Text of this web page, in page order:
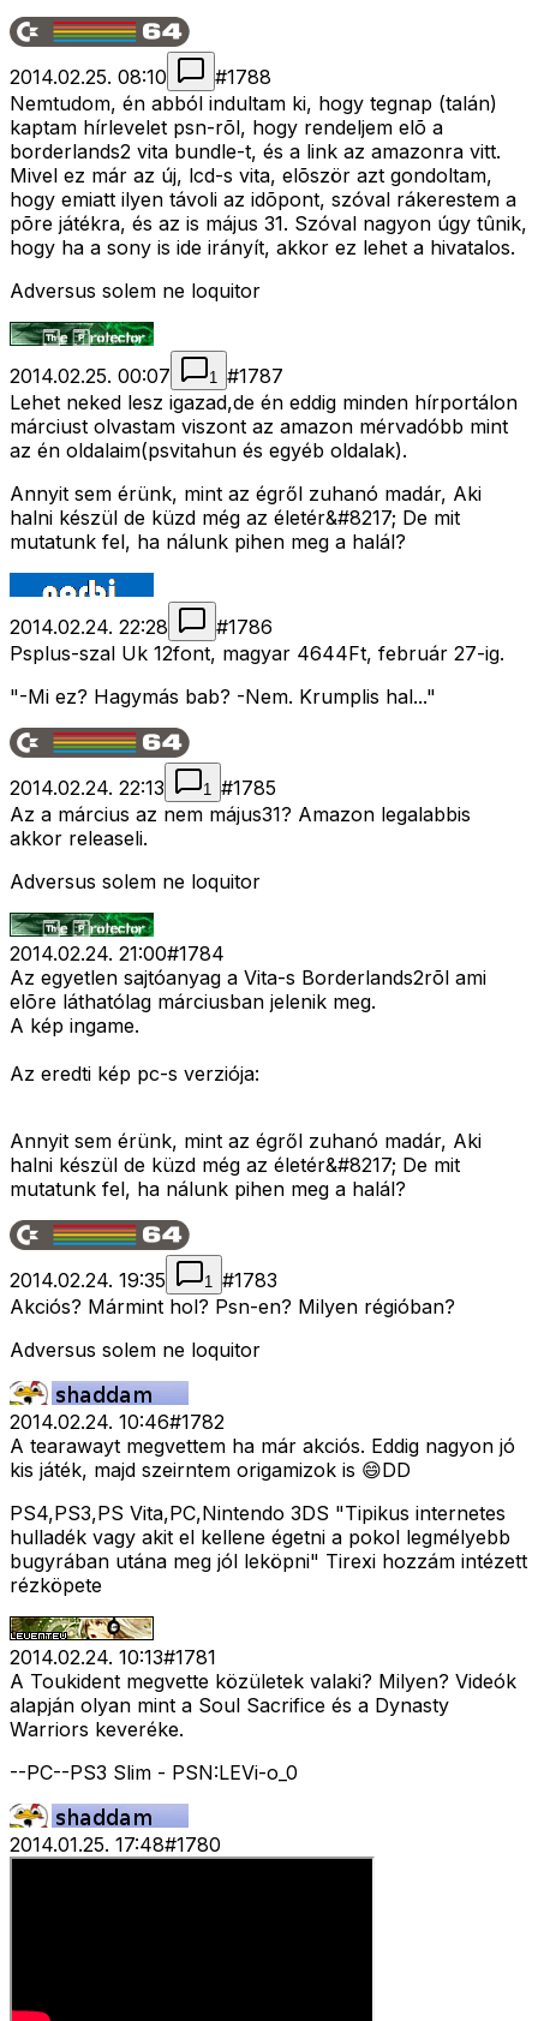
2014.02.25. 08:10 #1788
Nemtudom, én abból indultam ki, hogy tegnap (talán)
kaptam hírlevelet psn-rõl, hogy rendeljem elõ a
borderlands2 vita bundle-t, és a link az amazonra vitt.
Mivel ez már az új, lcd-s vita, elõször azt gondoltam,
hogy emiatt ilyen távoli az idõpont, szóval rákerestem a
põre játékra, és az is május 31. Szóval nagyon úgy tûnik,
hogy ha a sony is ide irányít, akkor ez lehet a hivatalos.
Adversus solem ne loquitor
2014.02.25. 00:07 1 #1787
Lehet neked lesz igazad,de én eddig minden hírportálon
márciust olvastam viszont az amazon mérvadóbb mint
az én oldalaim(psvitahun és egyéb oldalak).
Annyit sem érünk, mint az égről zuhanó madár, Aki
halni készül de küzd még az életér&#8217; De mit
mutatunk fel, ha nálunk pihen meg a halál?
2014.02.24. 22:28 #1786
Psplus-szal Uk 12font, magyar 4644Ft, február 27-ig.
"-Mi ez? Hagymás bab? -Nem. Krumplis hal..."
2014.02.24. 22:13 1 #1785
Az a március az nem május31? Amazon legalabbis
akkor releaseli.
Adversus solem ne loquitor
2014.02.24. 21:00#1784
Az egyetlen sajtóanyag a Vita-s Borderlands2rõl ami
elõre láthatólag márciusban jelenik meg.
A kép ingame.
Az eredti kép pc-s verziója:
Annyit sem érünk, mint az égről zuhanó madár, Aki
halni készül de küzd még az életér&#8217; De mit
mutatunk fel, ha nálunk pihen meg a halál?
2014.02.24. 19:35 1 #1783
Akciós? Mármint hol? Psn-en? Milyen régióban?
Adversus solem ne loquitor
2014.02.24. 10:46#1782
A tearawayt megvettem ha már akciós. Eddig nagyon jó
kis játék, majd szeirntem origamizok is 😄DD
PS4,PS3,PS Vita,PC,Nintendo 3DS "Tipikus internetes
hulladék vagy akit el kellene égetni a pokol legmélyebb
bugyrában utána meg jól leköpni" Tirexi hozzám intézett
rézköpete
2014.02.24. 10:13#1781
A Toukident megvette közületek valaki? Milyen? Videók
alapján olyan mint a Soul Sacrifice és a Dynasty
Warriors keveréke.
--PC--PS3 Slim - PSN:LEVi-o_0
2014.01.25. 17:48#1780